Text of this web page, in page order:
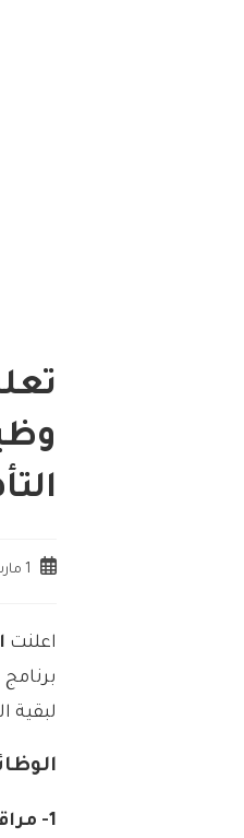
1 مارس، 2021
اعلنت
لبقية
1- مراقب عمّال: